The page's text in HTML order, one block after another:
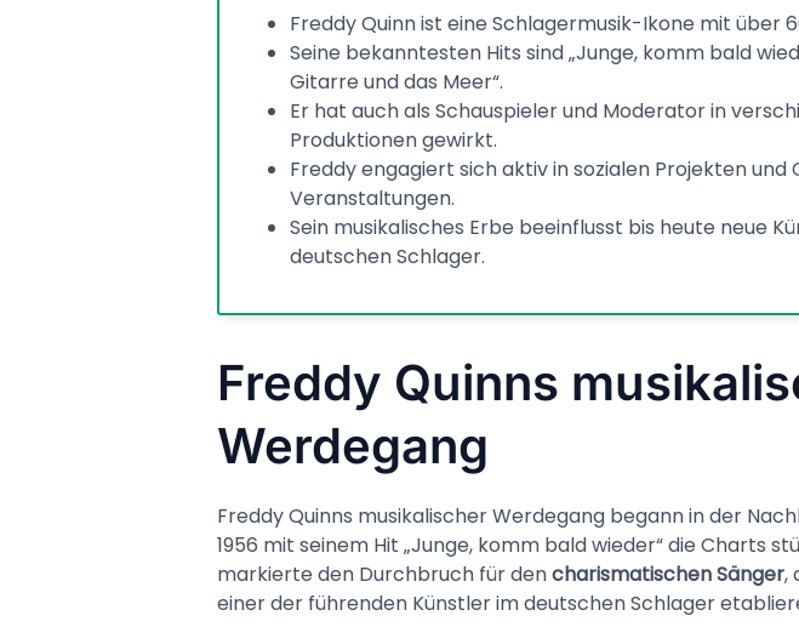
Freddy Quinn ist eine Schlagermusik-Ikone mit über
Seine bekanntesten Hits sind „Junge, komm bald
Gitarre und das Meer“.
Er hat auch als Schauspieler und Moderator in
Produktionen gewirkt.
Freddy engagiert sich aktiv in sozialen Projekten und
Veranstaltungen.
Sein musikalisches Erbe beeinflusst bis heute neue
deutschen Schlager.
Freddy Quinns
Werdegang
Freddy Quinns musikalischer Werdegang begann in der
1956 mit seinem Hit „Junge, komm bald wieder“ die Charts
markierte den Durchbruch für dencharismatischen Sänger,
einer der führenden Künstler im deutschen Schlager